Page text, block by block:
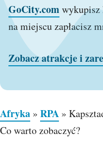
GoCity.comwykupisz
na miejscu zapłacisz
Zobacz atrakcje i
Afryka » RPA »
Co warto zobaczyć?